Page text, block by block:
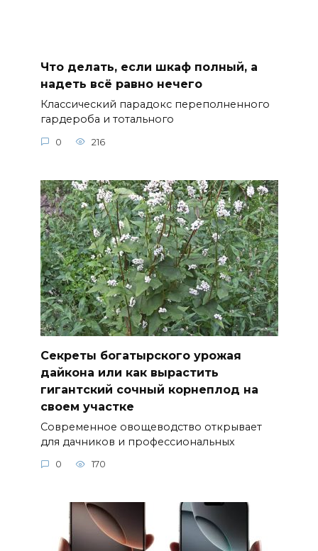
Что делать, если шкаф полный, а
надеть всё равно нечего
Классический парадокс переполненного
гардероба и тотального
0 216
Секреты богатырского урожая
дайкона или как вырастить
гигантский сочный корнеплод на
своем участке
Современное овощеводство открывает
для дачников и профессиональных
0 170